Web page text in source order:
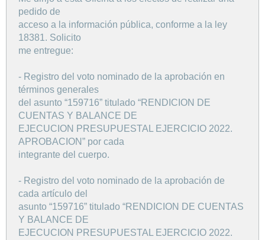
pedido de
acceso a la información pública, conforme a la ley
18381. Solicito
me entregue:
- Registro del voto nominado de la aprobación en
términos generales
del asunto “159716” titulado “RENDICION DE
CUENTAS Y BALANCE DE
EJECUCION PRESUPUESTAL EJERCICIO 2022.
APROBACION” por cada
integrante del cuerpo.
- Registro del voto nominado de la aprobación de
cada artículo del
asunto “159716” titulado “RENDICION DE CUENTAS
Y BALANCE DE
EJECUCION PRESUPUESTAL EJERCICIO 2022.